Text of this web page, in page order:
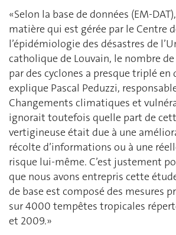
«Selon la base de données (EM-
matière qui est gérée par le Centre
l’épidémiologie des désastres de
catholique de Louvain, le nombre de
par des cyclones a presque triplé en
explique Pascal Peduzzi,
Changements climatiques et
ignorait toutefois quelle part de
vertigineuse était due à une
récolte d’informations ou à une
risque lui-même. C’est justement
que nous avons entrepris cette
de base est composé des mesures
sur 4000 tempêtes tropicales
et 2009.»